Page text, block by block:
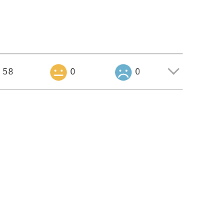
58 0 0